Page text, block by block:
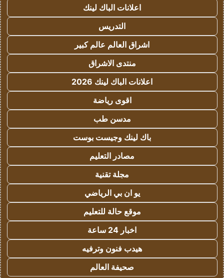
اعلانات الباك لينك
التدريس
اشراق العالم عالم كبير
منتدى الاشراق
اعلانات الباك لينك 2026
اقوى رياضة
مدسن طب
باك لينك وجيست بوست
مصادر التعليم
مجلة تقنية
يو ان بي الرياضي
موقع حالة للتعليم
اخبار 24 ساعة
هيدب فنون وترفيه
صحيفة العالم